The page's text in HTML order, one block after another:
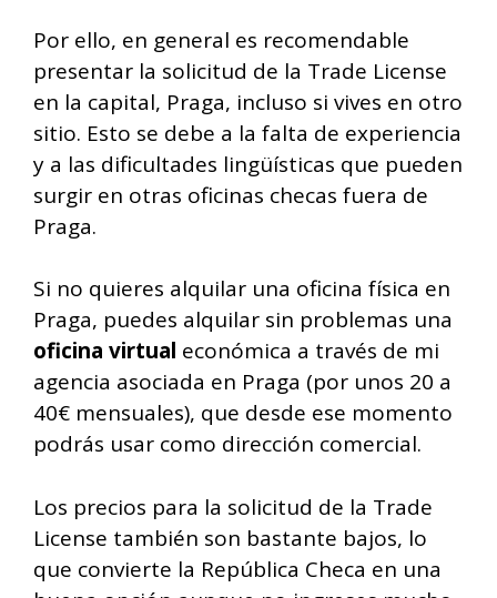
Por ello, en general es recomendable
presentar la solicitud de la Trade License
en la capital, Praga, incluso si vives en otro
sitio. Esto se debe a la falta de experiencia
y a las dificultades lingüísticas que pueden
surgir en otras oficinas checas fuera de
Praga.
Si no quieres alquilar una oficina física en
Praga, puedes alquilar sin problemas una
oficina virtual económica a través de mi
agencia asociada en Praga (por unos 20 a
40€ mensuales), que desde ese momento
podrás usar como dirección comercial.
Los precios para la solicitud de la Trade
License también son bastante bajos, lo
que convierte la República Checa en una